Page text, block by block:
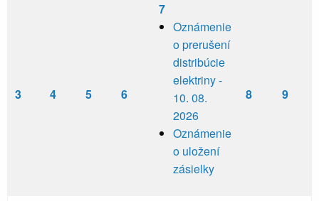
3 4 5 6
7
Oznámenie
o prerušení
distribúcie
elektriny -
10. 08.
2026
Oznámenie
o uložení
zásielky
8 9